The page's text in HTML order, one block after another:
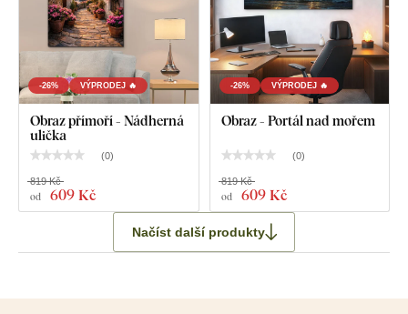
-26% VÝPRODEJ 🔥
Obraz přímoří - Nádherná
ulička
(0)
od 609 Kč
819 Kč
-26% VÝPRODEJ 🔥
Obraz - Portál nad mořem
(0)
od 609 Kč
819 Kč
Načíst další produkty